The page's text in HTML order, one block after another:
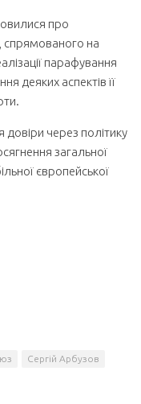
про
спрямованого на
парафування
деяких аспектів її
через політику
загальної
європейської
Сергій Арбузов